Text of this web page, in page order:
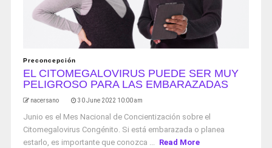
Preconcepción
EL CITOMEGALOVIRUS PUEDE SER MUY
PELIGROSO PARA LAS EMBARAZADAS
nacersano 30 June 2022 10:00 am
Junio ​​es el Mes Nacional de Concientización sobre el
Citomegalovirus Congénito. Si está embarazada o planea
estarlo, es importante que conozca ... Read More